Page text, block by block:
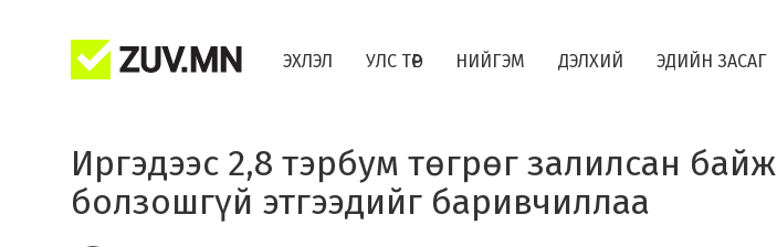
ЭХЛЭЛ УЛС ТӨР НИЙГЭМ ДЭЛХИЙ ЭДИЙН ЗАСАГ
Иргэдээс 2,8 тэрбум төгрөг залилсан байж
болзошгүй этгээдийг баривчиллаа